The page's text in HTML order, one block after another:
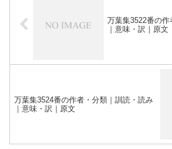
万葉集3522番の
｜意味・訳｜原文
万葉集3524番の作者・分類｜訓読・読み
｜意味・訳｜原文